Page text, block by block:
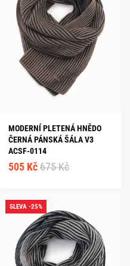
MODERNÍ PLETENÁ HNĚDO
ČERNÁ PÁNSKÁ ŠÁLA V3
ACSF-0114
505 Kč 675 Kč
SLEVA -25%